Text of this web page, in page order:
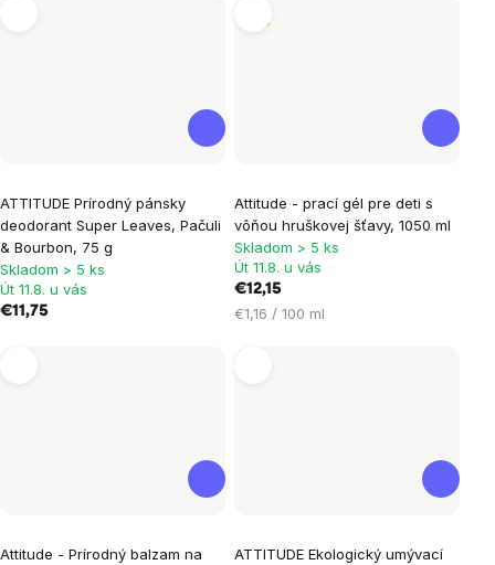
ATTITUDE Prírodný pánsky
deodorant Super Leaves, Pačuli
& Bourbon, 75 g
Skladom > 5 ks
Út 11.8. u vás
€11,75
Attitude - prací gél pre deti s
vôňou hruškovej šťavy, 1050 ml
Skladom > 5 ks
Út 11.8. u vás
€12,15
Jednotková
€1,16 / 100 ml
Attitude - Prírodný balzam na
ATTITUDE Ekologický umývací